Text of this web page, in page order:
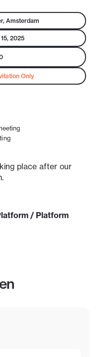
place after our
/ Platform
Amsterdam
2025
Only